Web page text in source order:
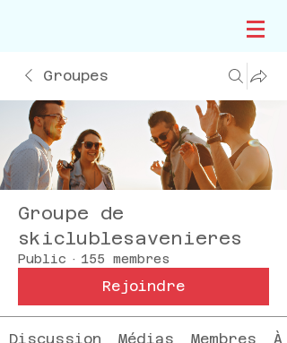
Groupes
Groupe de
skiclublesavenieres
Public · 155 membres
Rejoindre
Discussion Médias Membres